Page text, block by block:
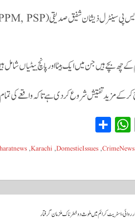
بچے ہیں جن میں ایک بیٹا اور پانچ بیٹیاں شامل
کے مزید تفتیش شروع کردی ہے تاکہ واقعے کی
E
m
ail
W
ha
ts
pp
ha
re CrimeNews
,
DomesticIssues
,
Karachi
,
اسٹریٹ کرائم میں ملوث دو خطرناک ملزمان گرفتار